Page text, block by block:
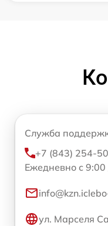
Служба
+7 (843) 254-
Ежедневно с
ул. Марселя